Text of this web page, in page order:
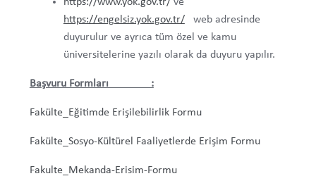
Akademik Uyarlama Hizmeti Başvuru Formu
Gönüllü Öğrenci Başvuru Formu
Yüksek Öğretim Kalite Kurulu (YÖKAK)
https://www.yok.gov.tr/ve
https://engelsiz.yok.gov.tr/web adresinde
duyurulur ve ayrıca tüm özel ve kamu
üniversitelerine yazılı olarak da duyuru yapılır.
Başvuru Formları :
Fakülte_Eğitimde Erişilebilirlik Formu
Fakülte_Sosyo-Kültürel Faaliyetlerde Erişim Formu
Fakulte_Mekanda-Erisim-Formu